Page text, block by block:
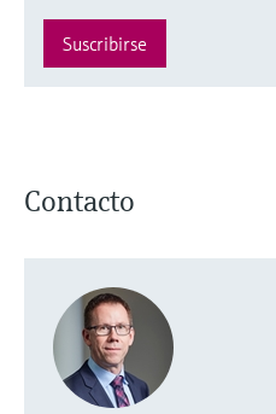
Suscribirse
Contacto